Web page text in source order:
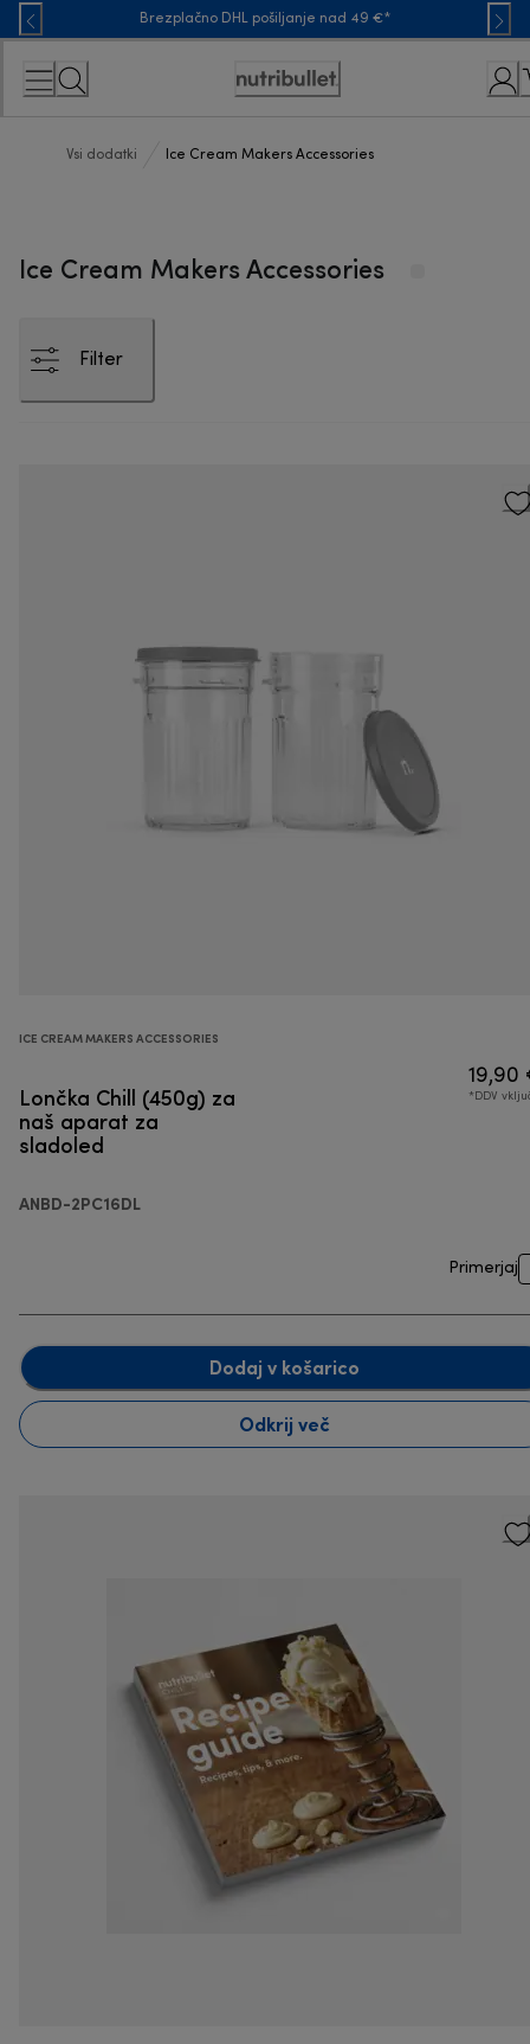
Skip
to
Content
Brezplačno DHL pošiljanje nad 49 €*
Accessibility
Vsi dodatki Ice Cream Makers Accessories
Ice Cream Makers Accessories
Filter
ICE CREAM MAKERS ACCESSORIES
Lončka Chill (450g) za
naš aparat za
sladoled
ANBD-2PC16DL
19,90
*DDV
Primerjaj
Dodaj v košarico
Odkrij več